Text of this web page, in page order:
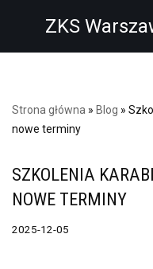
ZKS
Strona główna » Blog »
nowe terminy
SZKOLENIA
NOWE TERMINY
2025-12-05